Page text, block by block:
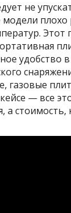
не
плохо
удобство
газовые
— все
а